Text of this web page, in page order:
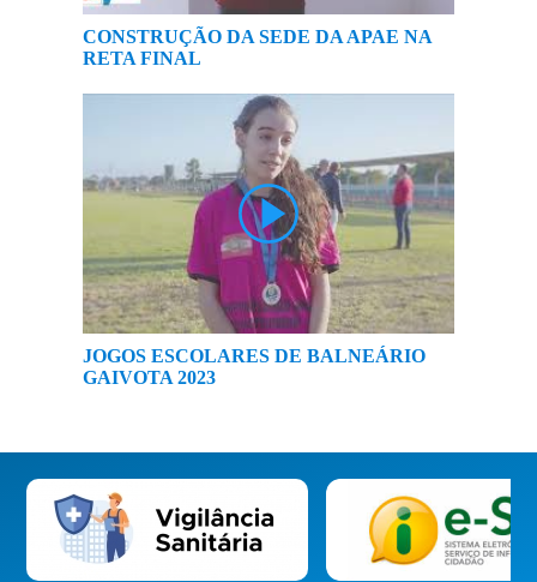
CONSTRUÇÃO DA SEDE DA APAE NA
RETA FINAL
JOGOS ESCOLARES DE BALNEÁRIO
GAIVOTA 2023